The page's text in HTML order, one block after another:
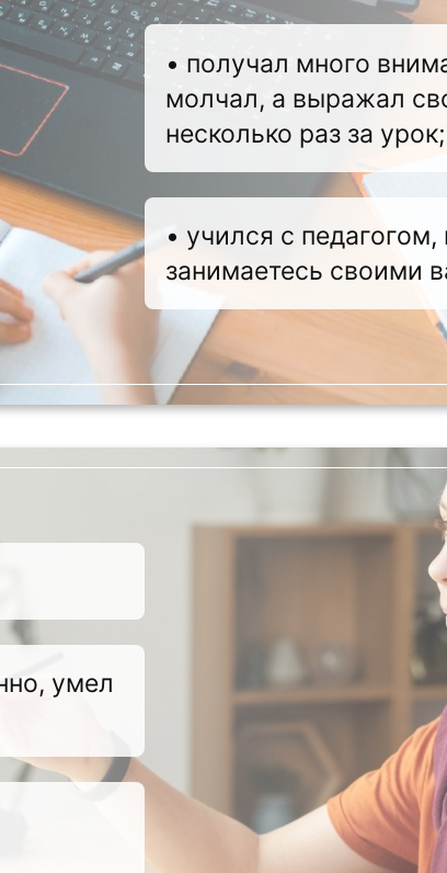
• получал много
молчал, а выражал
несколько раз за урок;
• учился с педагогом,
занимаетесь своими
умел